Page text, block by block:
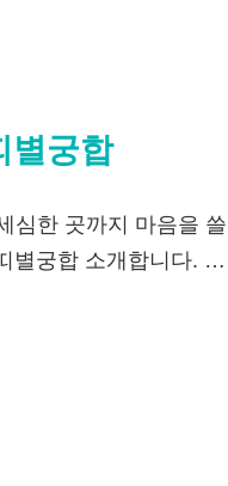
별궁합
심한 곳까지 마음을
별궁합 소개합니다. …